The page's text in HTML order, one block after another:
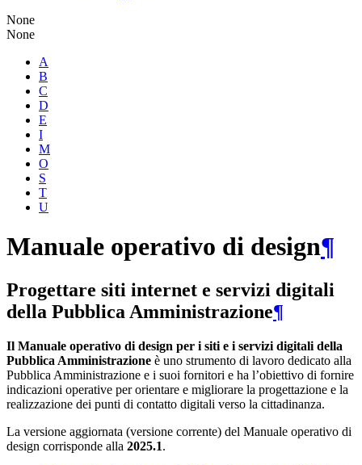
None
None
A
B
C
D
E
I
M
O
S
T
U
Manuale operativo di design¶
Progettare siti internet e servizi digitali
della Pubblica Amministrazione¶
Il Manuale operativo di design per i siti e i servizi digitali della
Pubblica Amministrazione è uno strumento di lavoro dedicato alla
Pubblica Amministrazione e i suoi fornitori e ha l’obiettivo di fornire
indicazioni operative per orientare e migliorare la progettazione e la
realizzazione dei punti di contatto digitali verso la cittadinanza.
La versione aggiornata (versione corrente) del Manuale operativo di
design corrisponde alla 2025.1.